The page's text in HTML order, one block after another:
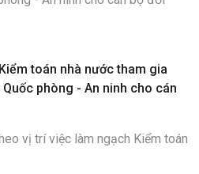
toán nhà nước tham gia
phòng - An ninh cho cán